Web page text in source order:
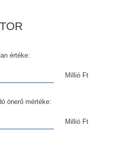
értéke:
Millió Ft
önerő mértéke:
Millió Ft